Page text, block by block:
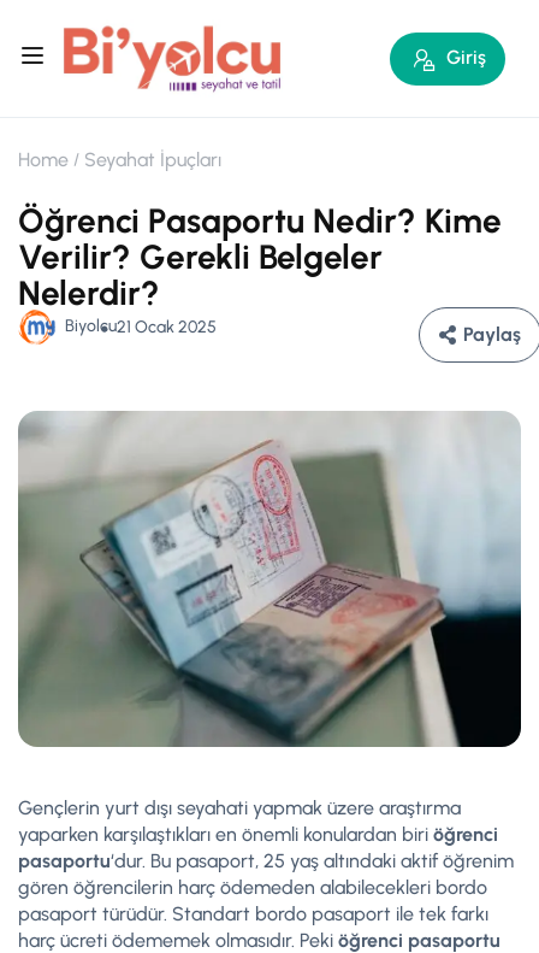
Giriş
Home Seyahat İpuçları
Öğrenci Pasaportu Nedir? Kime
Verilir? Gerekli Belgeler
Nelerdir?
Biyolcu21 Ocak 2025 Paylaş
Gençlerin yurt dışı seyahati yapmak üzere araştırma
yaparken karşılaştıkları en önemli konulardan biri öğrenci
pasaportu‘dur. Bu pasaport, 25 yaş altındaki aktif öğrenim
gören öğrencilerin harç ödemeden alabilecekleri bordo
pasaport türüdür. Standart bordo pasaport ile tek farkı
harç ücreti ödememek olmasıdır. Peki öğrenci pasaportu